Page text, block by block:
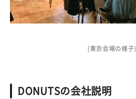
(東京会場の様子)
DONUTSの会社説明